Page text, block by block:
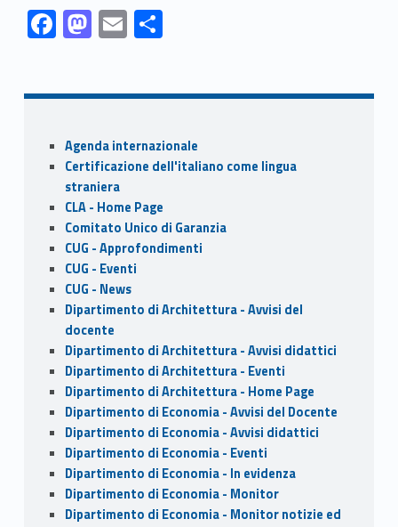
Link identifier #identifier__42579-1
F
ac
b
o
o
k
Link identifier #identifier__29782-2 M
as
d
o
n
Link identifier #identifier__51942-3 E
m
l
Link identifier #identifier__42675-4 S
e
Sidebar
Agenda internazionale
Certificazione dell'italiano come lingua
straniera
CLA - Home Page
Comitato Unico di Garanzia
CUG - Approfondimenti
CUG - Eventi
CUG - News
Dipartimento di Architettura - Avvisi del
docente
Dipartimento di Architettura - Avvisi didattici
Dipartimento di Architettura - Eventi
Dipartimento di Architettura - Home Page
Dipartimento di Economia - Avvisi del Docente
Dipartimento di Economia - Avvisi didattici
Dipartimento di Economia - Eventi
Dipartimento di Economia - In evidenza
Dipartimento di Economia - Monitor
Dipartimento di Economia - Monitor notizie ed